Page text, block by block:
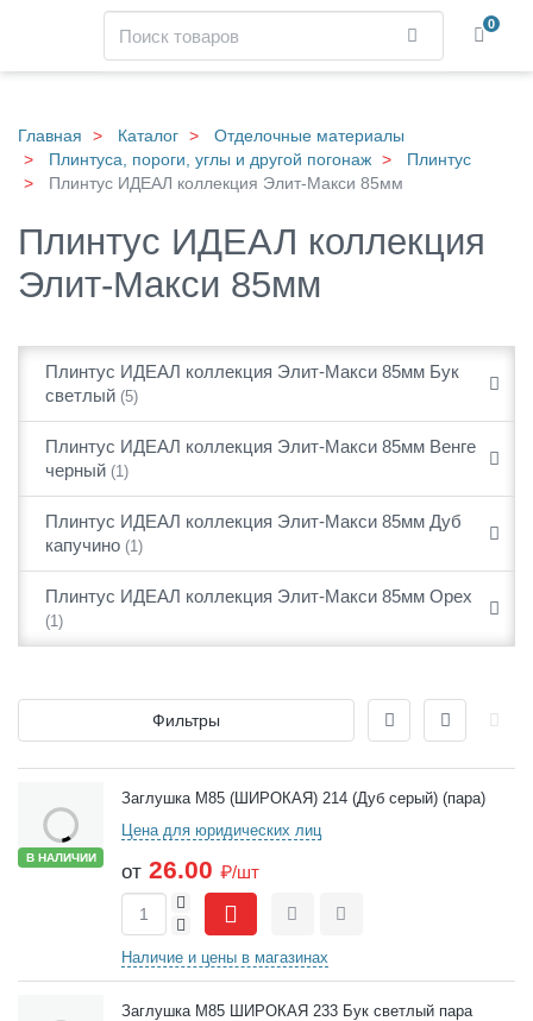
main
content
Найти 0
Главная Каталог
Отделочные материалы
Плинтуса, пороги, углы и другой погонаж
Плинтус
Плинтус ИДЕАЛ коллекция Элит-Макси 85мм
Плинтус ИДЕАЛ коллекция
Элит-Макси 85мм
Категории
товаров
Плинтус ИДЕАЛ коллекция Элит-Макси 85мм Бук
светлый (5)
Плинтус ИДЕАЛ коллекция Элит-Макси 85мм Венге
черный (1)
Плинтус ИДЕАЛ коллекция Элит-Макси 85мм Дуб
капучино (1)
Плинтус ИДЕАЛ коллекция Элит-Макси 85мм Орех
(1)
Фильтры
В НАЛИЧИИ
Заглушка М85 (ШИРОКАЯ) 214 (Дуб серый) (пара)
Цена для юридических лиц
от 26.00 ₽/шт
-
+
СравнитьОтложить
Наличие и цены в магазинах
Заглушка М85 ШИРОКАЯ 233 Бук светлый пара